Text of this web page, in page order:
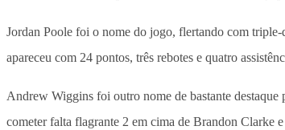
Jordan Poole foi o nome do jogo, flertando com triple-
apareceu com 24 pontos, três rebotes e quatro
Andrew Wiggins foi outro nome de bastante
cometer falta flagrante 2 em cima de Brandon Clarke